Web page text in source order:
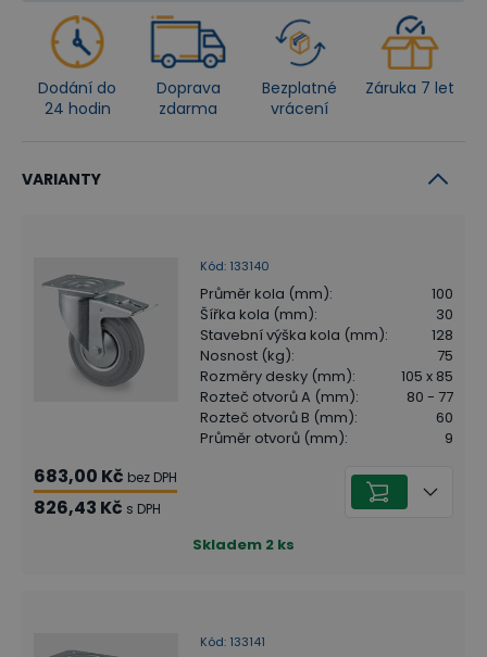
Dodání do
24 hodin
Doprava
zdarma
Bezplatné
vrácení
Záruka 7 let
VARIANTY
Kód: 133140
Průměr kola (mm):
100
Šířka kola (mm):
30
Stavební výška kola (mm):
128
Nosnost (kg):
75
Rozměry desky (mm):
105 x 85
Rozteč otvorů A (mm):
80 - 77
Rozteč otvorů B (mm):
60
Průměr otvorů (mm): 9
683,00 Kč bez DPH
826,43 Kč s DPH
Skladem 2 ks
Kód: 133141